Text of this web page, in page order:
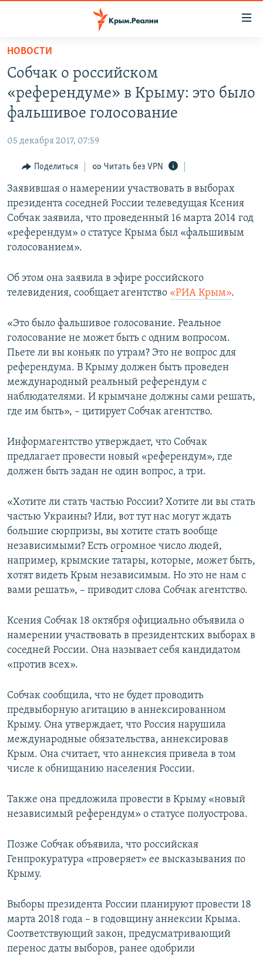
Вернуться
основному
содержанию
Вернутся
главной
навигации
Вернутся
поиску
НОВОСТИ
СПЕЦПРОЕКТЫ
11 ЛЕТ ОККУПАЦИИ КРЫМА. 11 ИСТОРИЙ СОПРОТИВЛЕНИЯ
ВОДА
ЕЩЕ
ИНТЕРАКТИВ
ИНФОГРАФИКА
ТЕЛЕПРОЕКТ КРЫМ.РЕАЛИИ
СОВЕТЫ ПРАВОЗАЩИТНИКОВ
ПРОПАВШИЕ БЕЗ ВЕСТИ
ПОБЕДИТЕЛЕЙ НЕ СУДЯТ?
КРЫМ.НЕПОКОРЕННЫЙ
ELIFBE
УКРАИНСКАЯ ПРОБЛЕМА КРЫМА
РАДІО СВОБОДА
КАК ОБОЙТИ БЛОКИРОВКУ
Українською
Qırımtatar
ПРИСОЕДИНЯЙТЕСЬ!
Все сайты RFE/RL
НОВОСТИ
Собчак о российском
«референдуме» в Крыму: это было
фальшивое голосование
05 декабря 2017, 07:59
Поделиться Читать без VPN
Заявившая о намерении участвовать в выборах
президента соседней России телеведущая Ксения
Собчак заявила, что проведенный 16 марта 2014 год
«референдум» о статусе Крыма был «фальшивым
голосованием».
Об этом она заявила в эфире российского
телевидения, сообщает агентство «РИА Крым».
«Это было фальшивое голосование. Реальное
голосование не может быть с одним вопросом.
Пьете ли вы коньяк по утрам? Это не вопрос для
референдума. В Крыму должен быть проведен
международный реальный референдум с
наблюдателями. И крымчане должны сами решать,
где им быть», – цитирует Собчак агентство.
Информагентство утверждает, что Собчак
предлагает провести новый «референдум», где
должен быть задан не один вопрос, а три.
«Хотите ли стать частью России? Хотите ли вы стать
частью Украины? Или, вот тут нас могут ждать
большие сюрпризы, вы хотите стать вообще
независимыми? Есть огромное число людей,
например, крымские татары, которые, может быть,
хотят видеть Крым независимым. Но это не нам с
вами решать», – приводит слова Собчак агентство.
Ксения Собчак 18 октября официально объявила о
намерении участвовать в президентских выборах в
соседней России. Она называет себя кандидатом
«против всех».
Собчак сообщила, что не будет проводить
предвыборную агитацию в аннексированном
Крыму. Она утверждает, что Россия нарушила
международные обязательства, аннексировав
Крым. Она считает, что аннексия привела в том
числе к обнищанию населения России.
Также она предложила провести в Крыму «новый
независимый референдум» о статусе полуострова.
Позже Собчак объявила, что российская
Генпрокуратура «проверяет» ее высказывания по
Крыму.
Выборы президента России планируют провести 18
марта 2018 года – в годовщину аннексии Крыма.
Соответствующий закон, предусматривающий
перенос даты выборов, ранее одобрили